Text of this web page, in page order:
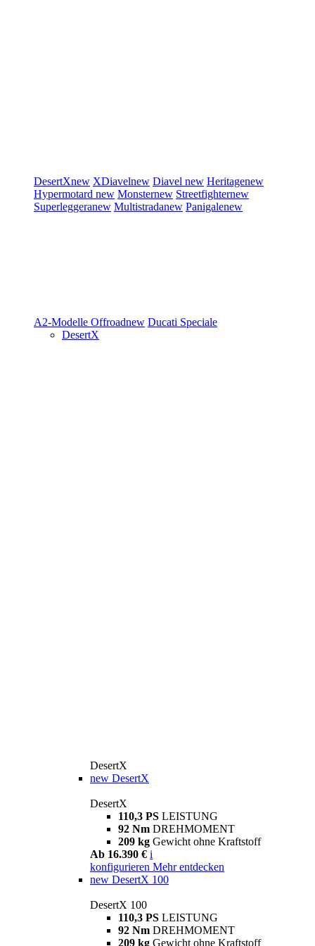
DesertXnew XDiavelnew Diavel new Heritagenew
Hypermotard new Monsternew Streetfighternew
Superleggeranew Multistradanew Panigalenew
A2-Modelle Offroadnew Ducati Speciale
DesertX
DesertX
new DesertX
DesertX
110,3 PS LEISTUNG
92 Nm DREHMOMENT
209 kg Gewicht ohne Kraftstoff
Ab 16.390 € i
konfigurieren Mehr entdecken
new DesertX 100
DesertX 100
110,3 PS LEISTUNG
92 Nm DREHMOMENT
209 kg Gewicht ohne Kraftstoff